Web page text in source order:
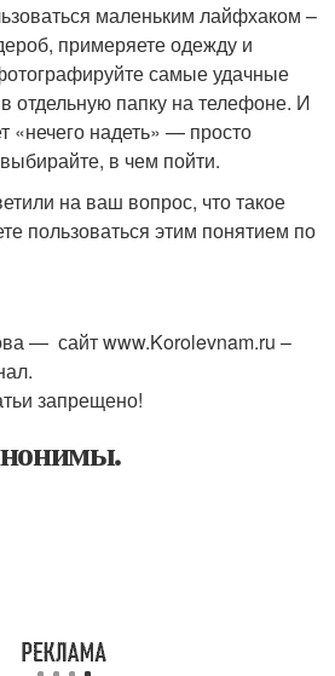
маленьким лайфхаком –
примеряете одежду и
самые удачные
отдельную папку на телефоне. И
«нечего надеть» — просто
в чем пойти.
на ваш вопрос, что такое
пользоваться этим понятием по
— сайт www.Korolevnam.ru –
запрещено!